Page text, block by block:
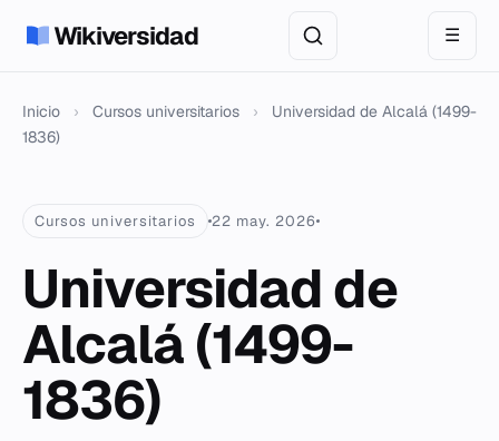
Wikiversidad ☰
Inicio › Cursos universitarios ›
Universidad de Alcalá (1499-
1836)
Cursos universitarios 22 may. 2026
Universidad de
Alcalá (1499-
1836)